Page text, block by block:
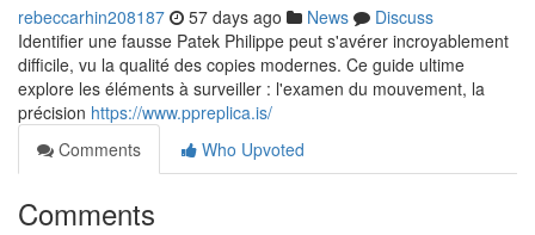
rebeccarhin208187 57 days ago News
Discuss
Identifier une fausse Patek Philippe peut s'avérer incroyablement
difficile, vu la qualité des copies modernes. Ce guide ultime
explore les éléments à surveiller : l'examen du mouvement, la
précision https://www.ppreplica.is/
Comments
Who Upvoted
Comments